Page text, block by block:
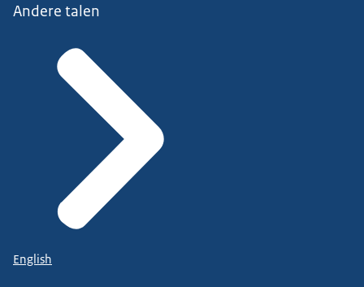
Andere talen
English